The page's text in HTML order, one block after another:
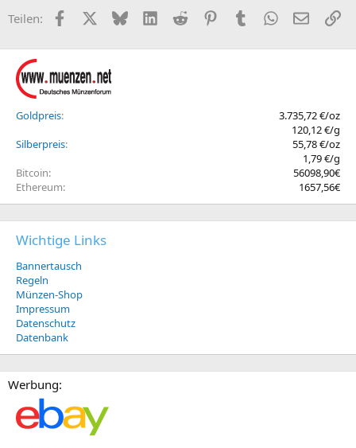
e
Teilen: FacebookX (Twitter)
BlueskyLinkedIn
Reddit PinterestTumblr WhatsApp
E-Mail
Goldpreis
3.735,72 €/oz
120,12 €/g
Silberpreis
55,78 €/oz
1,79 €/g
Bitcoin
56098,90€
Ethereum
1657,56€
Wichtige Links
Bannertausch
Regeln
Münzen-Shop
Impressum
Datenschutz
Datenbank
Werbung: